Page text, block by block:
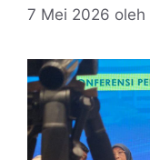
7 Mei 2026 oleh